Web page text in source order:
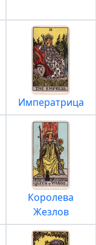
Императрица
Королева
Жезлов